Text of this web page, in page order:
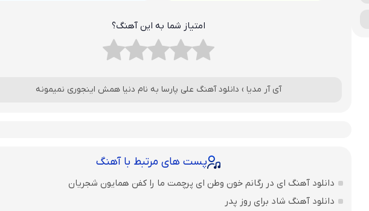
امتیاز شما به این آهنگ؟
آی آر مدیا › دانلود آهنگ علی پارسا به نام دنیا همش اینجوری نمیمونه
پست های مرتبط با آهنگ
دانلود آهنگ ای در رگانم خون وطن ای پرچمت ما را کفن همایون شجریان
دانلود آهنگ شاد برای روز پدر